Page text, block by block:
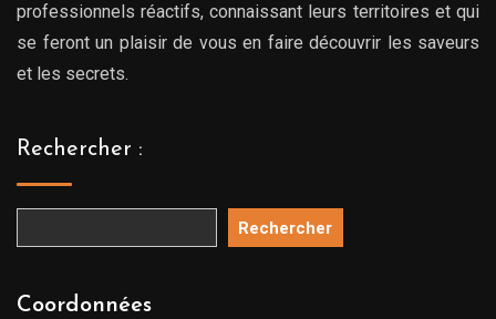
professionnels réactifs, connaissant leurs territoires et qui
se feront un plaisir de vous en faire découvrir les saveurs
et les secrets.
Rechercher :
Rechercher
Coordonnées